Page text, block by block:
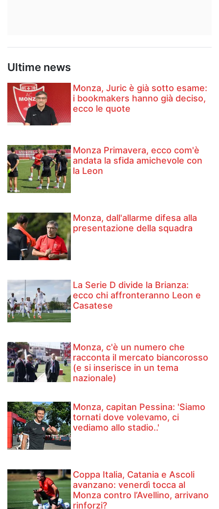
Ultime news
Monza, Juric è già sotto esame:
i bookmakers hanno già deciso,
ecco le quote
Monza Primavera, ecco com'è
andata la sfida amichevole con
la Leon
Monza, dall'allarme difesa alla
presentazione della squadra
La Serie D divide la Brianza:
ecco chi affronteranno Leon e
Casatese
Monza, c'è un numero che
racconta il mercato biancorosso
(e si inserisce in un tema
nazionale)
Monza, capitan Pessina: 'Siamo
tornati dove volevamo, ci
vediamo allo stadio..'
Coppa Italia, Catania e Ascoli
avanzano: venerdì tocca al
Monza contro l’Avellino, arrivano
rinforzi?